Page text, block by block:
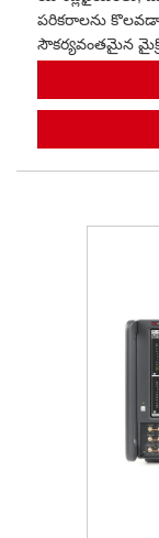
పరికరాలను
సౌకర్యవంతమైన